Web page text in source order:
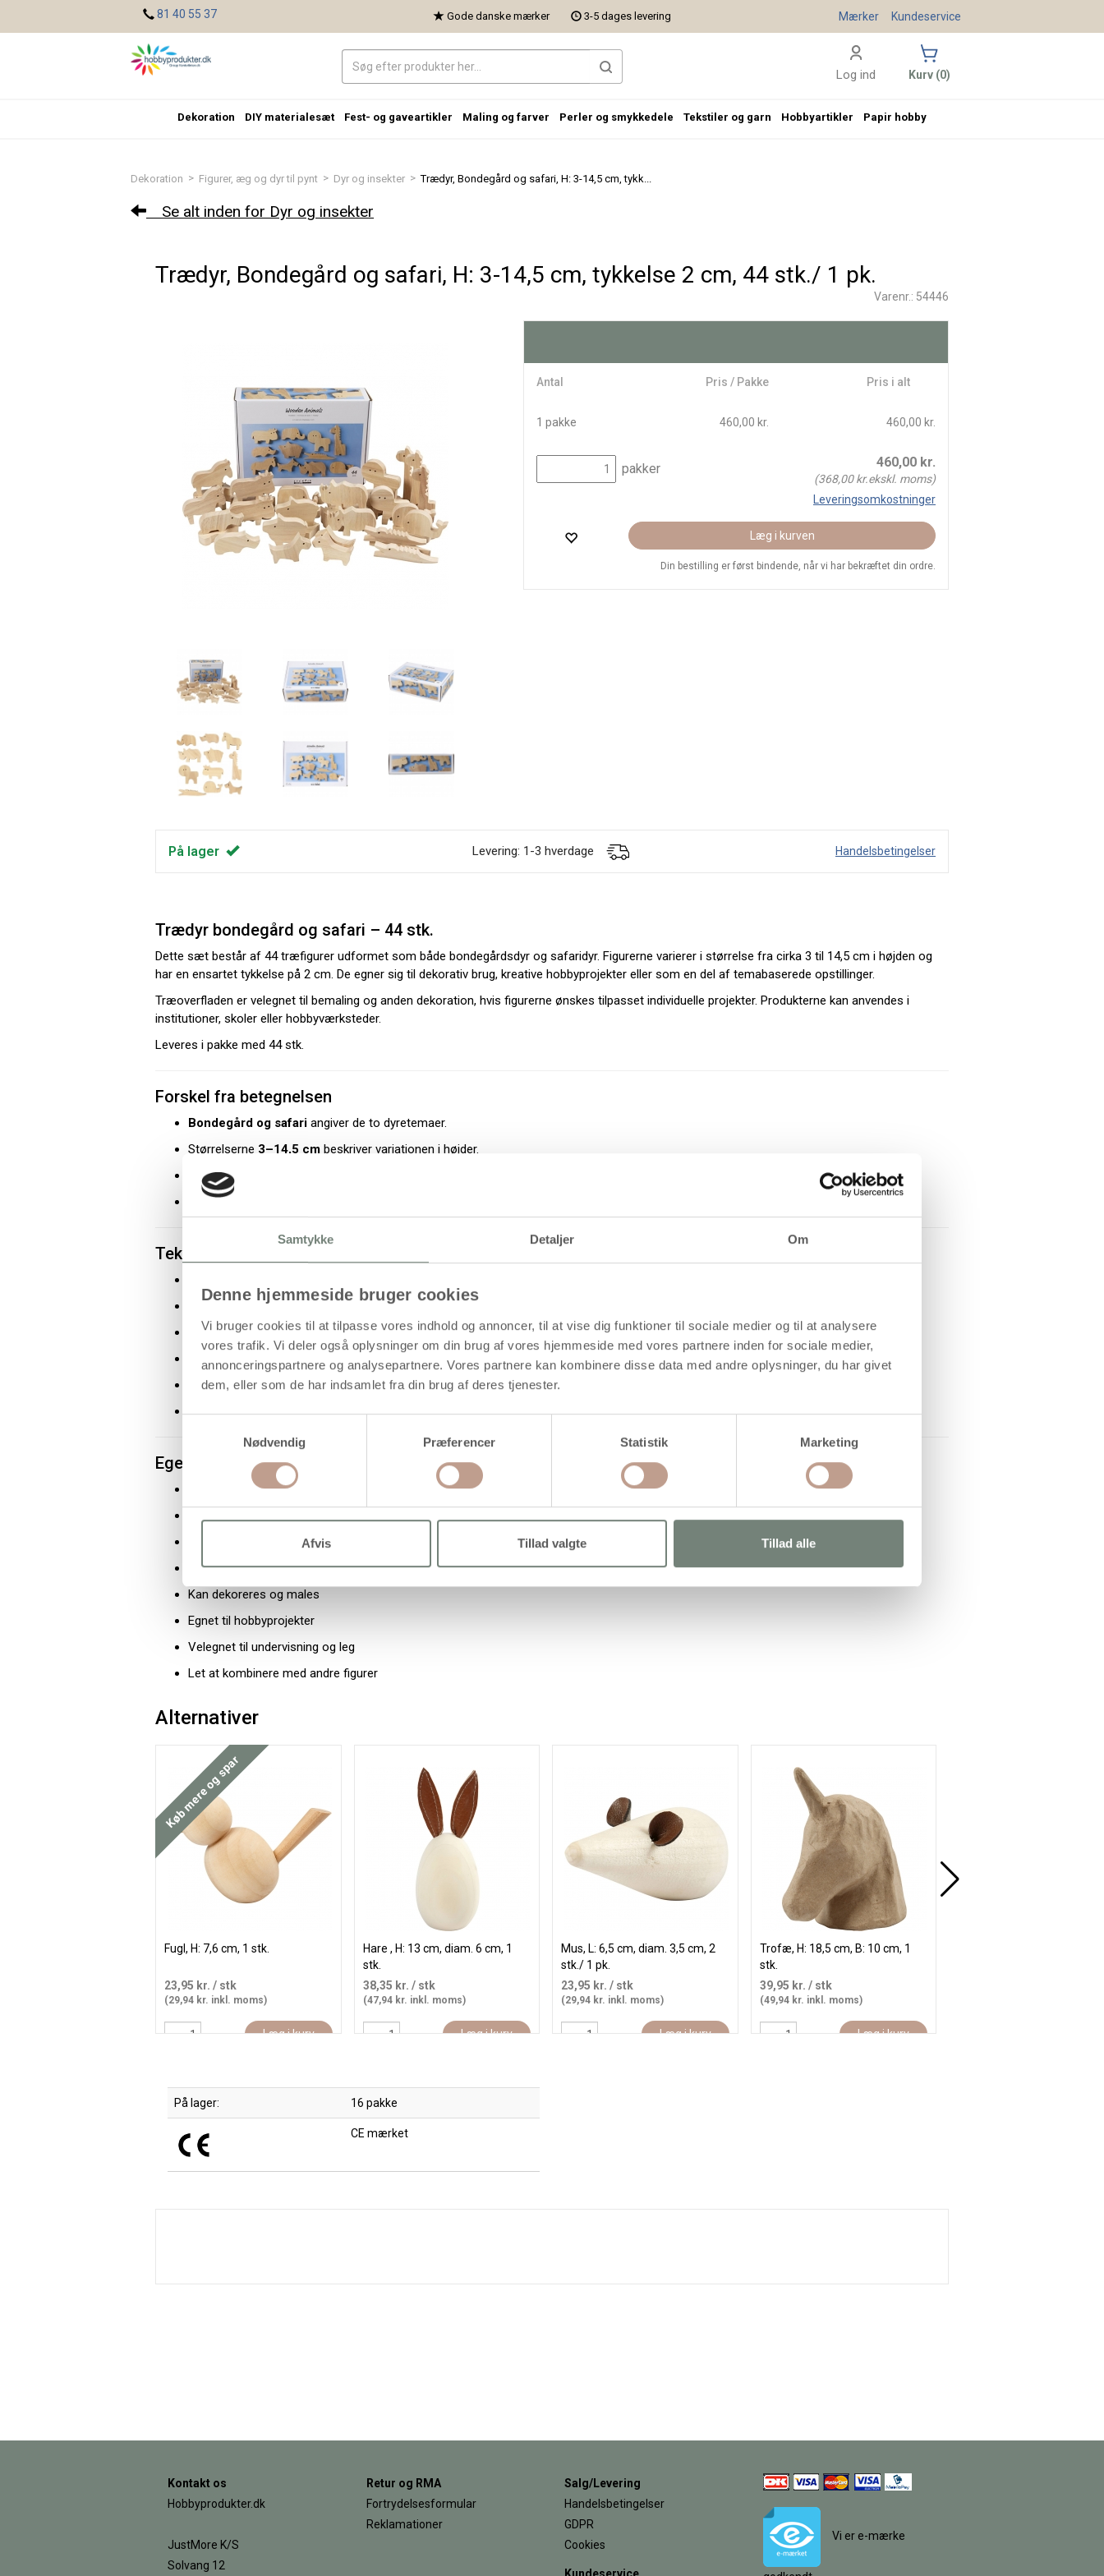
Samtykke Detaljer Om
Denne hjemmeside bruger cookies
Vi bruger cookies til at tilpasse vores indhold og annoncer, til at vise dig funktioner til sociale medier og til at analysere
vores trafik. Vi deler også oplysninger om din brug af vores hjemmeside med vores partnere inden for sociale medier,
annonceringspartnere og analysepartnere. Vores partnere kan kombinere disse data med andre oplysninger, du har givet
dem, eller som de har indsamlet fra din brug af deres tjenester.
Nødvendig
Præferencer Statistik Marketing
Afvis Tillad valgte Tillad alle
Dekoration > Figurer, æg og dyr til pynt > Dyr og insekter > Trædyr, Bondegård og safari, H: 3-14,5 cm, tykk...
Se alt inden for Dyr og insekter
Trædyr, Bondegård og safari, H: 3-14,5 cm, tykkelse 2 cm, 44 stk./ 1 pk.
Varenr.: 54446
Antal Pris / Pakke Pris i alt
1 pakke 460,00 kr. 460,00 kr.
pakker 460,00kr.
(368,00kr.ekskl. moms)
Leveringsomkostninger
Læg i kurven
Din bestilling er først bindende, når vi har bekræftet din ordre.
På lager Levering: 1-3 hverdage Handelsbetingelser
Trædyr bondegård og safari – 44 stk.
Dette sæt består af 44 træfigurer udformet som både bondegårdsdyr og safaridyr. Figurerne varierer i størrelse fra cirka 3 til 14,5 cm i højden og
har en ensartet tykkelse på 2 cm. De egner sig til dekorativ brug, kreative hobbyprojekter eller som en del af temabaserede opstillinger.
Træoverfladen er velegnet til bemaling og anden dekoration, hvis figurerne ønskes tilpasset individuelle projekter. Produkterne kan anvendes i
institutioner, skoler eller hobbyværksteder.
Leveres i pakke med 44 stk.
Forskel fra betegnelsen
Bondegård og safari angiver de to dyretemaer.
Størrelserne 3–14,5 cm beskriver variationen i højder.
2 cm tykkelse
44 stk./pk.
Tekniske specifikationer
Højde: 3–14,5 cm
Tykkelse: 2 cm
Anvendelse: Dekoration og hobby
Indhold: 44 stk. pr. pakke
Egenskaber og fordele
Fremstillet i træ
Stort antal figurer i sættet
Varierende størrelser
Kan dekoreres og males
Egnet til hobbyprojekter
Velegnet til undervisning og leg
Let at kombinere med andre figurer
Alternativer
Køb mere og spar
Fugl, H: 7,6 cm, 1 stk.
23,95 kr. / stk
(29,94 kr. inkl. moms)
Læg i kurv
Hare , H: 13 cm, diam. 6 cm, 1
stk.
38,35 kr. / stk
(47,94 kr. inkl. moms)
Læg i kurv
Mus, L: 6,5 cm, diam. 3,5 cm, 2
stk./ 1 pk.
23,95 kr. / stk
(29,94 kr. inkl. moms)
Læg i kurv
Trofæ, H: 18,5 cm, B: 10 cm, 1
stk.
39,95 kr. / stk
(49,94 kr. inkl. moms)
Læg i kurv
På lager: 16 pakke
CE mærket
81 40 55 37 Gode danske mærker 3-5 dages levering Kundeservice
Mærker
Log ind Kurv (0)
Dekoration DIY materialesæt Fest- og gaveartikler Maling og farver Perler og smykkedele Tekstiler og garn Hobbyartikler Papir hobby
Kontakt os
Hobbyprodukter.dk
JustMore K/S
Solvang 12
Retur og RMA
Fortrydelsesformular
Reklamationer
Salg/Levering
Handelsbetingelser
GDPR
Cookies
Vi er e-mærke